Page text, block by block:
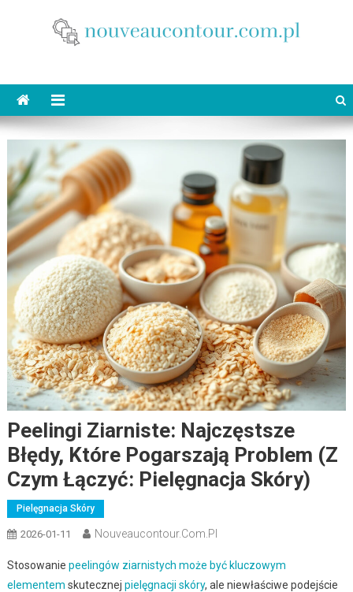
Peelingi Ziarniste: Najczęstsze
Błędy, Które Pogarszają Problem (z
Czym Łączyć: Pielęgnacja Skóry)
Pielęgnacja Skóry
2026-01-11 Nouveaucontour.com.pl
Stosowanie peelingów ziarnistych może być kluczowym
elementem skutecznej pielęgnacji skóry, ale niewłaściwe podejście